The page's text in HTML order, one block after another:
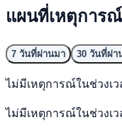
แผนที่เหตุการ
7 วันที่ผ่านมา 30 วันที่ผ่า
ไม่มีเหตุการณ์ในช่วงเ
ไม่มีเหตุการณ์ในช่วงเ